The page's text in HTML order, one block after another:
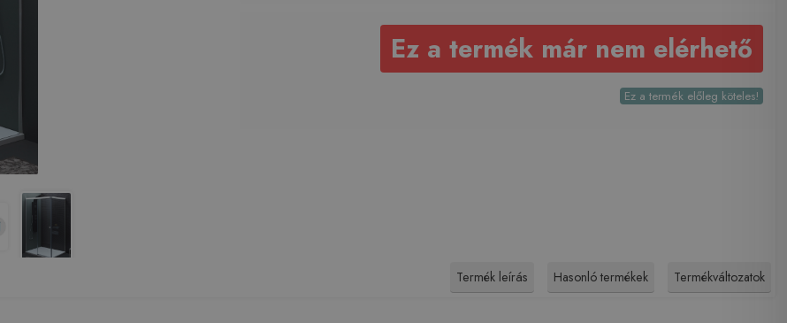
Ez a termék már nem elérhető
Ez a termék előleg köteles!
Termék leírás Hasonló termékek Termékváltozatok